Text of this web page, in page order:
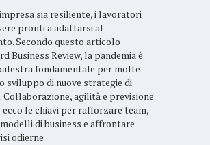
sia resiliente, i lavoratori
pronti a adattarsi al
Secondo questo articolo
Business Review, la pandemia è
fondamentale per molte
sviluppo di nuove strategie di
Collaborazione, agilità e previsione
le chiavi per rafforzare team,
di business e affrontare
odierne